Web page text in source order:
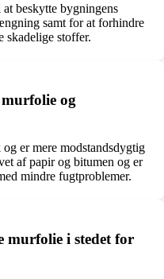
beskytte bygningens
samt for at forhindre
skadelige stoffer.
og
er mere modstandsdygtig
af papir og bitumen og er
mindre fugtproblemer.
murfolie i stedet for